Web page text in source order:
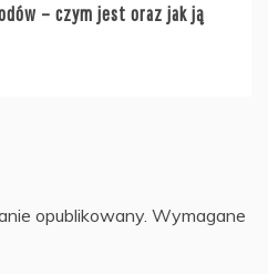
– czym jest oraz jak ją
opublikowany. Wymagane